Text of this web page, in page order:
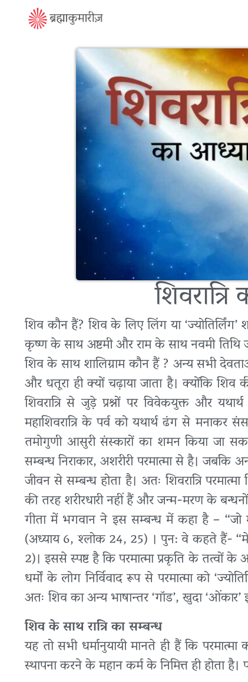
शिव कौन हैं? शिव के लिए लिंग या ‘ज्योतिर्लिंग’
कृष्ण के साथ अष्टमी और राम के साथ नवमी तिथि
शिव के साथ शालिग्राम कौन हैं ? अन्य सभी
और धतूरा ही क्यों चढ़ाया जाता है। क्योंकि शिव
शिवरात्रि से जुड़े प्रश्नों पर विवेकयुक्त और
महाशिवरात्रि के पर्व को यथार्थ ढंग से मनाकर
तमोगुणी आसुरी संस्कारों का शमन किया जा
सम्बन्ध निराकार, अशरीरी परमात्मा से है। जबकि
जीवन से सम्बन्ध होता है। अतः शिवरात्रि
की तरह शरीरधारी नहीं हैं और जन्म-मरण के
गीता में भगवान ने इस सम्बन्ध में कहा है –
(अध्याय 6, श्लोक 24, 25) । पुन: वे कहते हैं-
2)। इससे स्पष्ट है कि परमात्मा प्रकृति के तत्वों के
धर्मों के लोग निर्विवाद रूप से परमात्मा को
अतः शिव का अन्य भाषान्तर ‘गॉड’, खुदा ‘ओंकार’
शिव के साथ रात्रि का सम्बन्ध
यह तो सभी धर्मानुयायी मानते ही हैं कि
स्थापना करने के महान कर्म के निमित्त ही